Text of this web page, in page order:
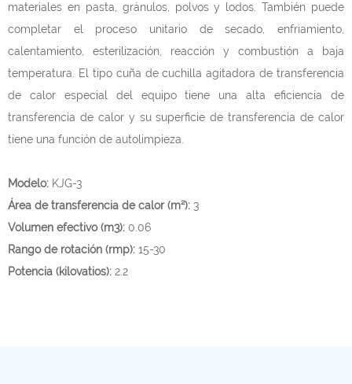
materiales en pasta, gránulos, polvos y lodos. También puede
completar el proceso unitario de secado, enfriamiento,
calentamiento, esterilización, reacción y combustión a baja
temperatura. El tipo cuña de cuchilla agitadora de transferencia
de calor especial del equipo tiene una alta eficiencia de
transferencia de calor y su superficie de transferencia de calor
tiene una función de autolimpieza.
Modelo: KJG-3
Área de transferencia de calor (m²): 3
Volumen efectivo (m3): 0.06
Rango de rotación (rmp): 15-30
Potencia (kilovatios): 2.2